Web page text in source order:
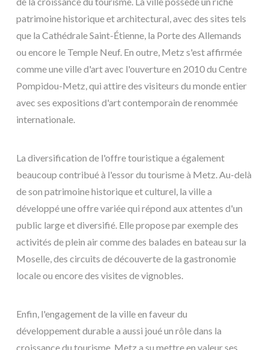
patrimoine historique et architectural, avec des sites tels
que la Cathédrale Saint-Étienne, la Porte des Allemands
ou encore le Temple Neuf. En outre, Metz s'est affirmée
comme une ville d'art avec l'ouverture en 2010 du Centre
Pompidou-Metz, qui attire des visiteurs du monde entier
avec ses expositions d'art contemporain de renommée
internationale.
La diversification de l'offre touristique a également
beaucoup contribué à l'essor du tourisme à Metz. Au-delà
de son patrimoine historique et culturel, la ville a
développé une offre variée qui répond aux attentes d'un
public large et diversifié. Elle propose par exemple des
activités de plein air comme des balades en bateau sur la
Moselle, des circuits de découverte de la gastronomie
locale ou encore des visites de vignobles.
Enfin, l'engagement de la ville en faveur du
développement durable a aussi joué un rôle dans la
croissance du tourisme. Metz a su mettre en valeur ses